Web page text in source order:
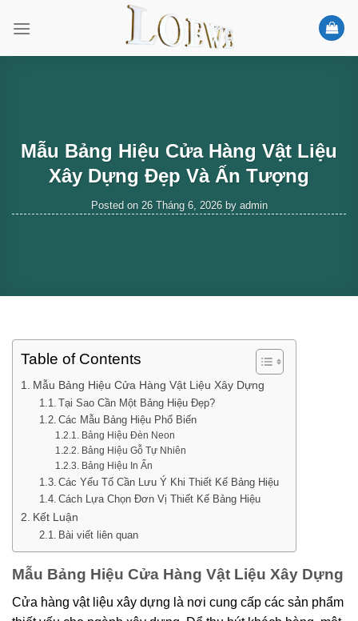
Mẫu Bảng Hiệu Cửa Hàng Vật Liệu
Xây Dựng Đẹp Và Ấn Tượng
Posted on 26 Tháng 6, 2026by admin
Table of Contents
Mẫu Bảng Hiệu Cửa Hàng Vật Liệu Xây Dựng
Tại Sao Cần Một Bảng Hiệu Đẹp?
Các Mẫu Bảng Hiệu Phổ Biến
Bảng Hiệu Đèn Neon
Bảng Hiệu Gỗ Tự Nhiên
Bảng Hiệu In Ấn
Các Yếu Tố Cần Lưu Ý Khi Thiết Kế Bảng Hiệu
Cách Lựa Chọn Đơn Vị Thiết Kế Bảng Hiệu
Kết Luận
Bài viết liên quan
Mẫu Bảng Hiệu Cửa Hàng Vật Liệu Xây Dựng
Cửa hàng vật liệu xây dựng là nơi cung cấp các sản phẩm